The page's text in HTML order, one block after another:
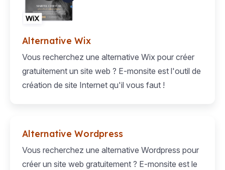
Alternative Wix
Vous recherchez une alternative Wix pour créer
gratuitement un site web ? E-monsite est l'outil de
création de site Internet qu'il vous faut !
Alternative Wordpress
Vous recherchez une alternative Wordpress pour
créer un site web gratuitement ? E-monsite est le